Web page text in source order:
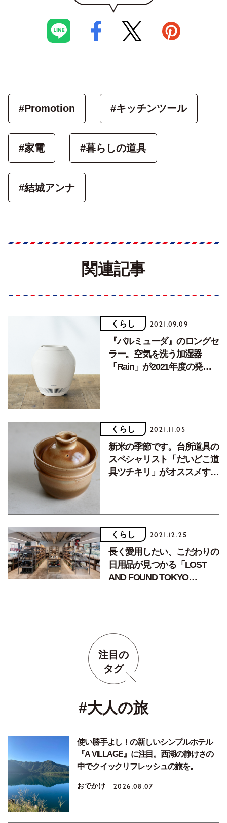
#Promotion #キッチンツール
#家電 #暮らしの道具
#結城アンナ
関連記事
くらし 2021.09.09
『バルミューダ』のロングセ
ラー。空気を洗う加湿器
「Rain」が2021年度の発売
くらし 2021.11.05
新米の季節です。台所道具の
スペシャリスト「だいどこ道
具ツチキリ」がオススメする
くらし 2021.12.25
長く愛用したい、こだわりの
日用品が見つかる「LOST
AND FOUND TOKYO
注目の
タグ
#大人の旅
使い勝手よし！の新しいシンプルホテル
『A VILLAGE』に注目。西湖の静けさの
中でクイックリフレッシュの旅を。
おでかけ 2026.08.07